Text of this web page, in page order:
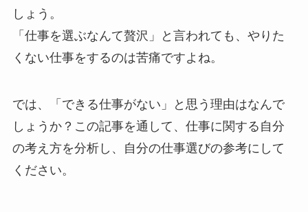
しょう。
「仕事を選ぶなんて贅沢」と言われても、やりた
くない仕事をするのは苦痛ですよね。
では、「できる仕事がない」と思う理由はなんで
しょうか？この記事を通して、仕事に関する自分
の考え方を分析し、自分の仕事選びの参考にして
ください。